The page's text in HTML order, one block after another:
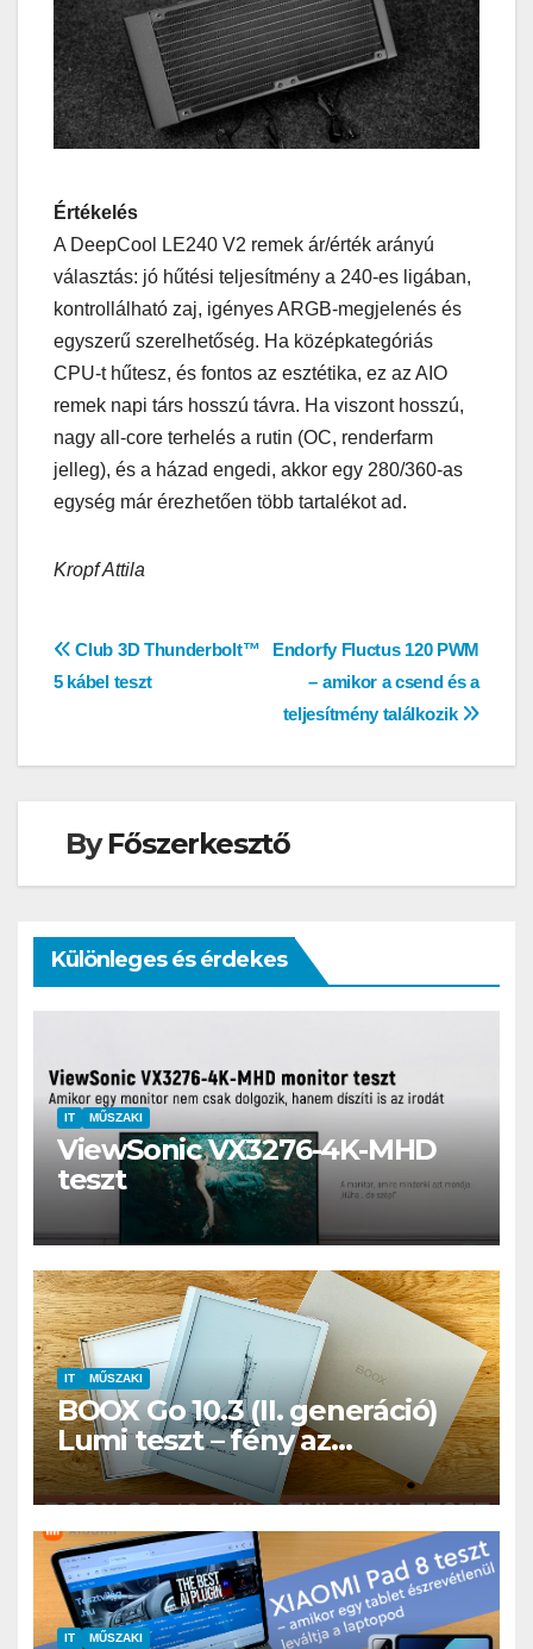
Értékelés
A DeepCool LE240 V2 remek ár/érték arányú
választás: jó hűtési teljesítmény a 240-es ligában,
kontrollálható zaj, igényes ARGB-megjelenés és
egyszerű szerelhetőség. Ha középkategóriás
CPU-t hűtesz, és fontos az esztétika, ez az AIO
remek napi társ hosszú távra. Ha viszont hosszú,
nagy all-core terhelés a rutin (OC, renderfarm
jelleg), és a házad engedi, akkor egy 280/360-as
egység már érezhetően több tartalékot ad.
Kropf Attila
Bejegyzés
Endorfy Fluctus 120 PWM
– amikor a csend és a
teljesítmény találkozik
Club 3D Thunderbolt™
5 kábel teszt
ByFőszerkesztő
Különleges és érdekes
IT MŰSZAKI
ViewSonic VX3276-4K-MHD
teszt
IT MŰSZAKI
BOOX Go 10.3 (II. generáció)
Lumi teszt – fény az
éjszakában, fél könyvtár a
családi csomagban
IT MŰSZAKI